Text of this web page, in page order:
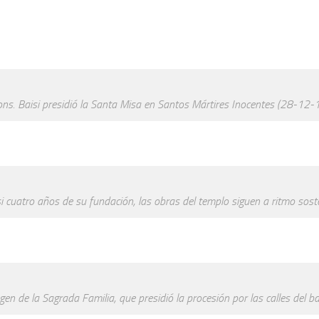
Baisi presidió la Santa Misa en Santos Mártires Inocentes (28-12-
cuatro años de su fundación, las obras del templo siguen a ritmo
de la Sagrada Familia, que presidió la procesión por las calles del